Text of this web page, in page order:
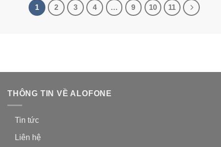
1 2 3 4 … 9 10 11
THÔNG TIN VỀ ALOFONE
Tin tức
Liên hệ